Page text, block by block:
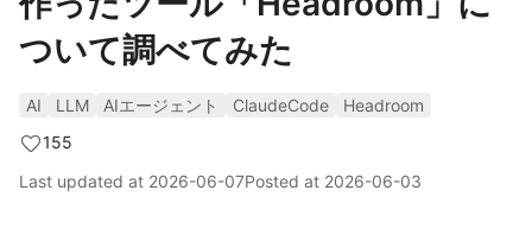
ついて調べてみた
AI LLM AIエージェント ClaudeCode
Headroom
155
Last updated at 2026-06-07Posted at 2026-06-03